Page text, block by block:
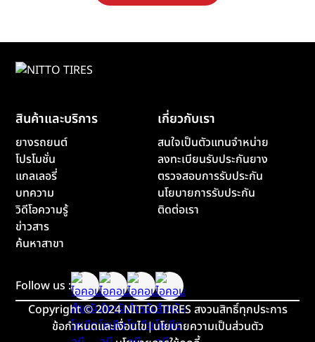
สินค้าและบริการ
ยางรถยนต์
โปรโมชั่น
แกลเลอรี่
บทความ
วิดีโอความรู้
ข่าวสาร
ค้นหาสาขา
เกี่ยวกับเรา
สนใจเป็นตัวแทนจำหน่าย
ลงทะเบียนรับประกันยาง
ตรวจสอบการรับประกัน
นโยบายการรับประกัน
ติดต่อเรา
Follow us :
Copyright©2024 NITTO TIRES สงวนสิทธิ์ทุกประการ
ข้อกำหนดและเงื่อนไข|นโยบายความเป็นส่วนตัว